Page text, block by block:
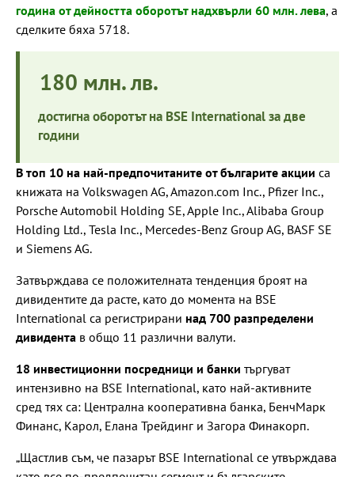
година от дейността оборотът надхвърли 60 млн. лева, а
сделките бяха 5718.
180 млн. лв.
достигна оборотът на BSE International за две
години
В топ 10 на най-предпочитаните от българите акции са
книжата на Volkswagen AG, Amazon.com Inc., Pfizer Inc.,
Porsche Automobil Holding SE, Apple Inc., Alibaba Group
Holding Ltd., Tesla Inc., Mercedes-Benz Group AG, BASF SE
и Siemens AG.
Затвърждава се положителната тенденция броят на
дивидентите да расте, като до момента на BSE
International са регистрирани над 700 разпределени
дивидента в общо 11 различни валути.
18 инвестиционни посредници и банки търгуват
интензивно на BSE International, като най-активните
сред тях са: Централна кооперативна банка, БенчМарк
Финанс, Карол, Елана Трейдинг и Загора Финакорп.
„Щастлив съм, че пазарът BSE International се утвърждава